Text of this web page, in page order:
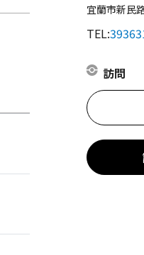
宜蘭市新民
TEL:
訪問